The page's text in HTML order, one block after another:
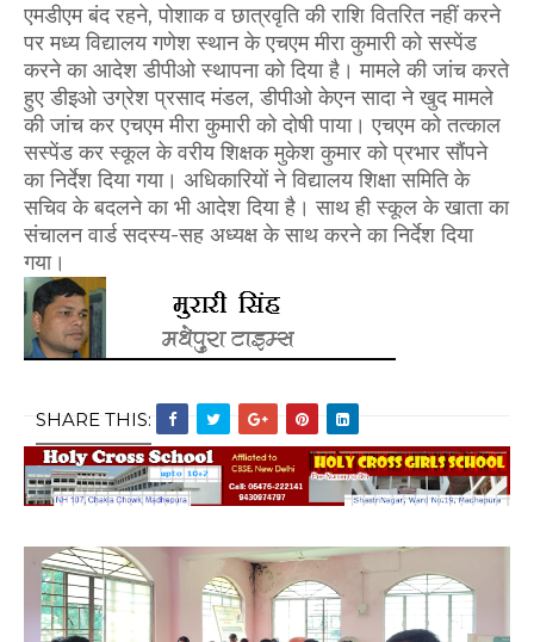
एमडीएम बंद रहने, पोशाक व छात्रवृति की राशि वितरित नहीं करने
पर मध्य विद्यालय गणेश स्थान के एचएम मीरा कुमारी को सस्पेंड
करने का आदेश डीपीओ स्थापना को दिया है। मामले की जांच करते
हुए डीइओ उग्रेश प्रसाद मंडल, डीपीओ केएन सादा ने खुद मामले
की जांच कर एचएम मीरा कुमारी को दोषी पाया। एचएम को तत्काल
सस्पेंड कर स्कूल के वरीय शिक्षक मुकेश कुमार को प्रभार सौंपने
का निर्देश दिया गया। अधिकारियों ने विद्यालय शिक्षा समिति के
सचिव के बदलने का भी आदेश दिया है। साथ ही स्कूल के खाता का
संचालन वार्ड सदस्य-सह अध्यक्ष के साथ करने का निर्देश दिया
गया।
SHARE THIS: